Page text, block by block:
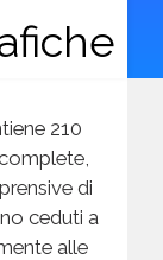
210
di
ceduti a
alle